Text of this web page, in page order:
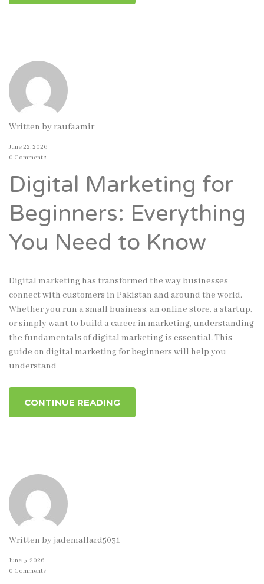
Written by raufaamir
June 22, 2026
0 Comments
Digital Marketing for
Beginners: Everything
You Need to Know
Digital marketing has transformed the way businesses
connect with customers in Pakistan and around the world.
Whether you run a small business, an online store, a startup,
or simply want to build a career in marketing, understanding
the fundamentals of digital marketing is essential. This
guide on digital marketing for beginners will help you
understand
CONTINUE READING
Written byjademallard5031
June 3, 2026
0 Comments